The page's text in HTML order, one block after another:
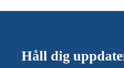
Håll dig